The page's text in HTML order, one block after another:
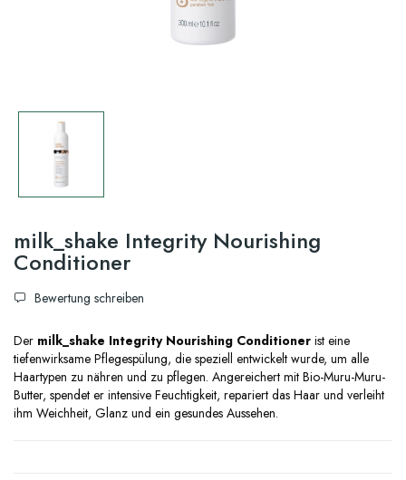
milk_shake Integrity Nourishing
Conditioner
Bewertung schreiben
Der milk_shake Integrity Nourishing Conditioner ist eine
tiefenwirksame Pflegespülung, die speziell entwickelt wurde, um alle
Haartypen zu nähren und zu pflegen. Angereichert mit Bio-Muru-Muru-
Butter, spendet er intensive Feuchtigkeit, repariert das Haar und verleiht
ihm Weichheit, Glanz und ein gesundes Aussehen.